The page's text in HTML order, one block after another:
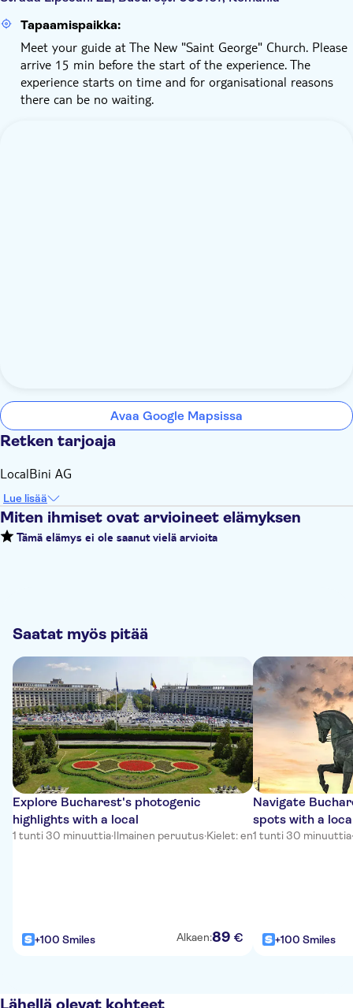
Tapaamispaikka:
Meet your guide at The New "Saint George" Church. Please
arrive 15 min before the start of the experience. The
experience starts on time and for organisational reasons
there can be no waiting.
Avaa Google Mapsissa
Retken tarjoaja
LocalBini AG
Lue lisää
Miten ihmiset ovat arvioineet elämyksen
Tämä elämys ei ole saanut vielä arvioita
Saatat myös pitää
Explore Bucharest's photogenic
highlights with a local
1 tunti 30 minuuttia·Ilmainen peruutus·Kielet: en
+100 Smiles Alkaen:89 €
Navigate
spots with a
1 tunti 30 minuuttia·
+100 Smiles